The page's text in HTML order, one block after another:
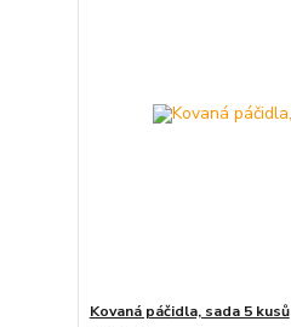
Kovaná páčidla, sada 5 kusů